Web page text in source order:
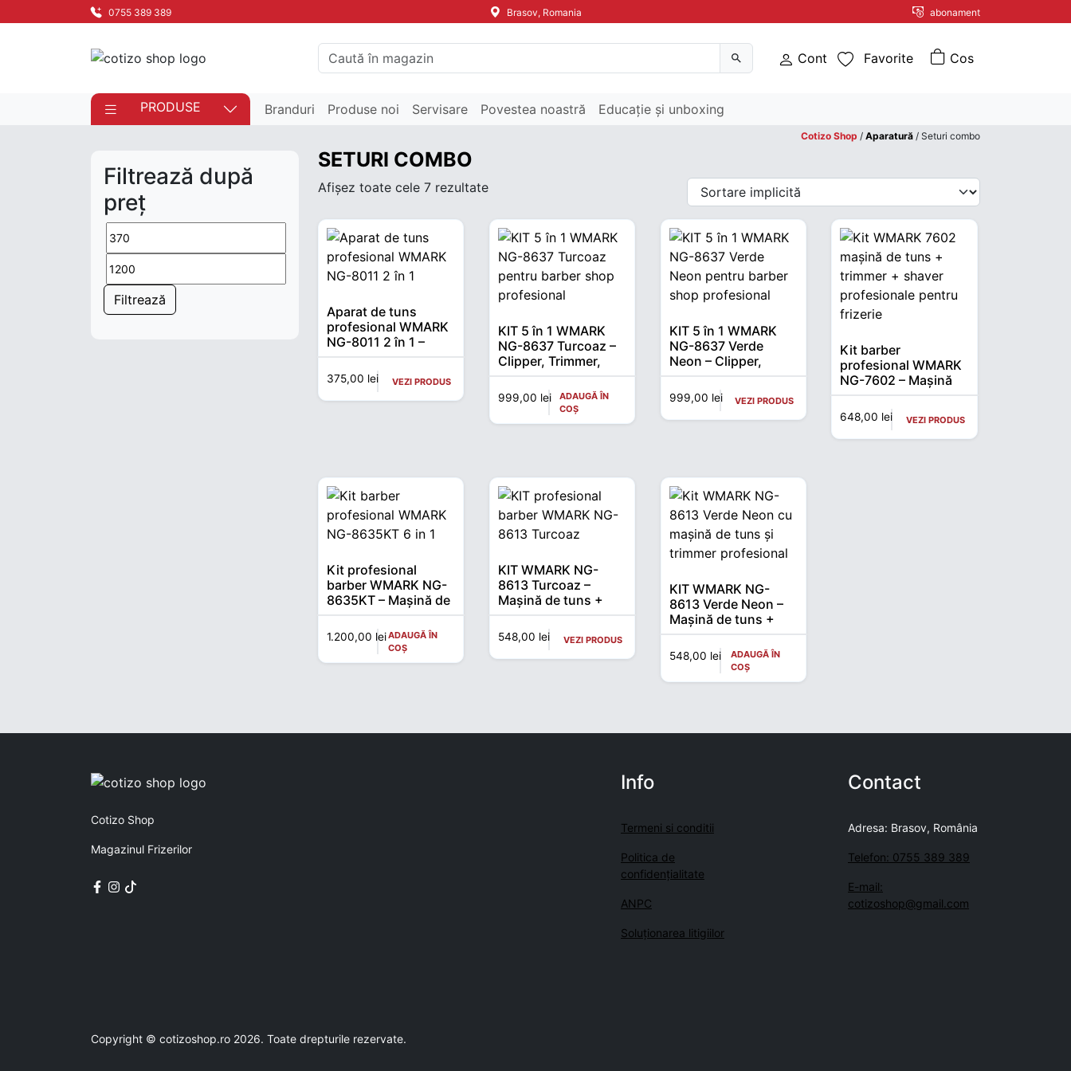
0755 389 389 Brasov, Romania abonament
Cont Favorite
PRODUSE Branduri Produse noi Servisare Povestea noastră Educație și unboxing
Cotizo Shop / Aparatură / Seturi combo
SETURI COMBO
Afișez toate cele 7 rezultate
Aparat de tuns
profesional WMARK
NG-8011 2 în 1 –
Clipper & Trimmer
8500 RPM
375,00 lei VEZI PRODUS
KIT 5 în 1 WMARK
NG-8637 Turcoaz –
Clipper, Trimmer,
Shaver, Turbo Fan &
Nano Spray
999,00 lei
ADAUGĂ ÎN
COȘ
KIT 5 în 1 WMARK
NG-8637 Verde
Neon – Clipper,
Trimmer, Shaver,
Turbo Fan & Nano
Spray
999,00 lei VEZI PRODUS
Kit barber
profesional WMARK
NG-7602 – Mașină
de tuns, trimmer și
shaver (3 în 1)
648,00 lei VEZI PRODUS
Kit profesional
barber WMARK NG-
8635KT – Mașină de
tuns, trimmer,
shaver, uscător +
accesorii (6 în 1)
1.200,00 leiADAUGĂ ÎN
COȘ
KIT WMARK NG-
8613 Turcoaz –
Mașină de tuns +
Trimmer profesional
548,00 lei VEZI PRODUS
KIT WMARK NG-
8613 Verde Neon –
Mașină de tuns +
Trimmer profesional
548,00 lei
ADAUGĂ ÎN
COȘ
Filtrează după
preț
Preț minim
Preț maxim
Filtrează
Cotizo Shop
Magazinul Frizerilor
Info
Termeni si conditii
Politica de
confidenţialitate
ANPC
Soluționarea litigiilor
Contact
Adresa: Brasov, România
Telefon: 0755 389 389
E-mail:
cotizoshop@gmail.com
Copyright © cotizoshop.ro 2026. Toate drepturile rezervate.